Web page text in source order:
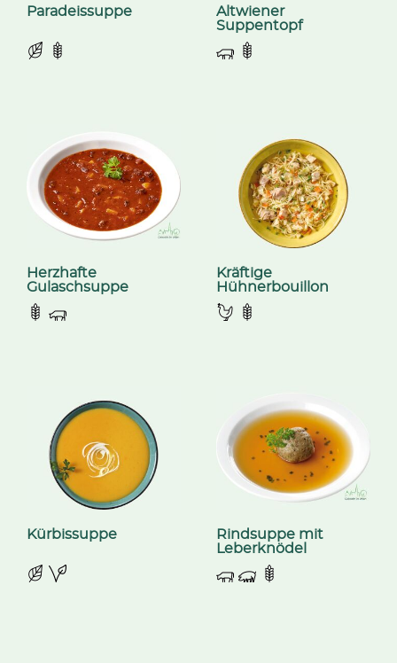
Paradeissuppe
Altwiener
Suppentopf
Herzhafte
Gulaschsuppe
Kräftige
Hühnerbouillon
Kürbissuppe
Rindsuppe mit
Leberknödel